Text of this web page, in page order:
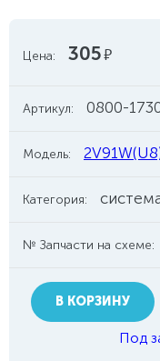
Цена: 305руб.
Артикул: 0800-
Модель:
Категория:
№ Запчасти на схеме:
В КОРЗИНУ
Под